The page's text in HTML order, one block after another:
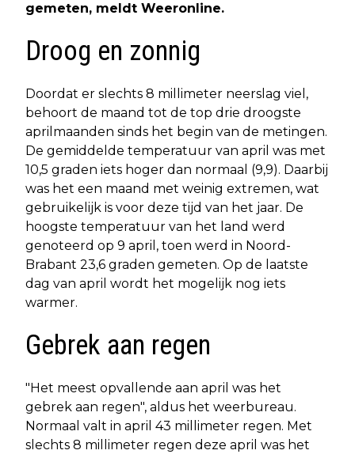
gemeten, meldt Weeronline.
Droog en zonnig
Doordat er slechts 8 millimeter neerslag viel,
behoort de maand tot de top drie droogste
aprilmaanden sinds het begin van de metingen.
De gemiddelde temperatuur van april was met
10,5 graden iets hoger dan normaal (9,9). Daarbij
was het een maand met weinig extremen, wat
gebruikelijk is voor deze tijd van het jaar. De
hoogste temperatuur van het land werd
genoteerd op 9 april, toen werd in Noord-
Brabant 23,6 graden gemeten. Op de laatste
dag van april wordt het mogelijk nog iets
warmer.
Gebrek aan regen
"Het meest opvallende aan april was het
gebrek aan regen", aldus het weerbureau.
Normaal valt in april 43 millimeter regen. Met
slechts 8 millimeter regen deze april was het